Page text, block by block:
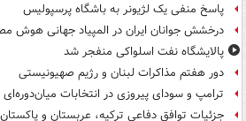
پاسخ منفی یک لژیونر به باشگاه پرسپولیس
درخشش جوانان ایران در المپیاد جهانی هوش
پالایشگاه نفت اسلواکی منفجر شد
دور هفتم مذاکرات لبنان و رژیم صهیونیستی
ترامپ و سودای پیروزی در انتخابات میان‌دوره‌ای
جزئیات توافق دفاعی ترکیه، عربستان و پاکستان